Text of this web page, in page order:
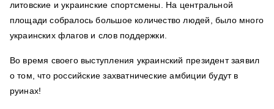
литовские и украинские спортсмены. На центральной
площади собралось большое количество людей, было много
украинских флагов и слов поддержки.
Во время своего выступления украинский президент заявил
о том, что российские захватнические амбиции будут в
руинах!